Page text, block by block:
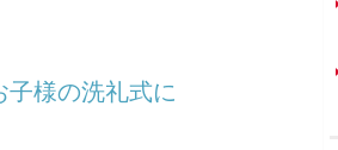
様の洗礼式に